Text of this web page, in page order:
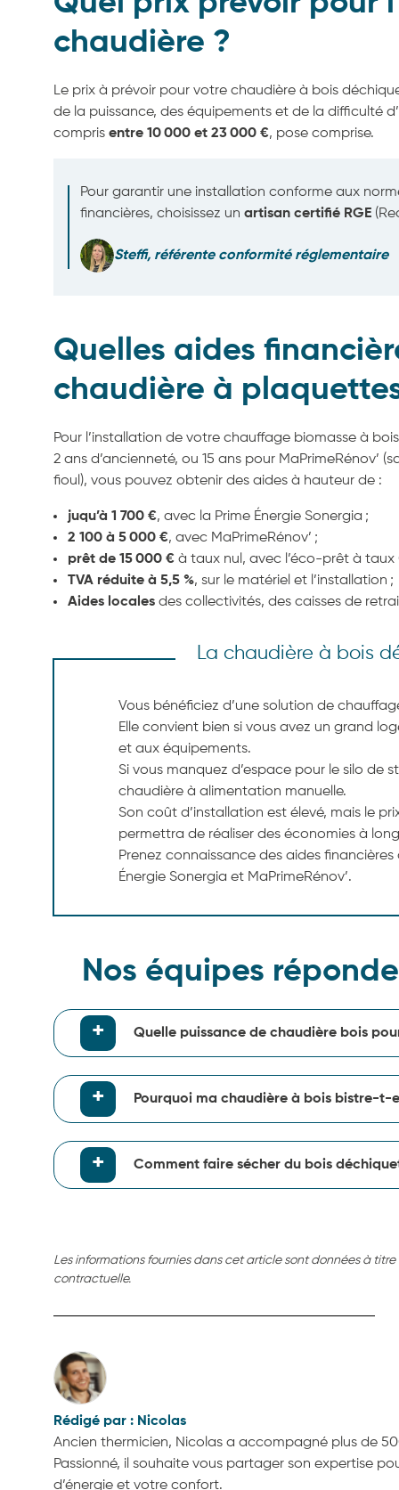
chaudière ?
Le prix à prévoir pour votre chaudière à bois
de la puissance, des équipements et de la difficulté
compris entre 10 000 et 23 000 €, pose comprise.
Pour garantir une installation conforme aux
financières, choisissez un artisan certifié RGE
Steffi, référente conformité réglementaire
Quelles aides
chaudière à
Pour l’installation de votre chauffage biomasse à
2 ans d’ancienneté, ou 15 ans pour MaPrimeRénov’
fioul), vous pouvez obtenir des aides à hauteur de :
juqu’à 1 700 €, avec la Prime Énergie Sonergia ;
2 100 à 5 000 €, avec MaPrimeRénov’ ;
prêt de 15 000 € à taux nul, avec l’éco-prêt à taux
TVA réduite à 5,5 %, sur le matériel et l’installation ;
Aides locales des collectivités, des caisses de
La chaudière à bois
Vous bénéficiez d’une solution de
Elle convient bien si vous avez un grand
et aux équipements.
Si vous manquez d’espace pour le silo de
chaudière à alimentation manuelle.
Son coût d’installation est élevé, mais le
permettra de réaliser des économies à
Prenez connaissance des aides
Énergie Sonergia et MaPrimeRénov’.
Nos équipes
Quelle puissance de chaudière bois
Pourquoi ma chaudière à bois bistre-t-
Comment faire sécher du bois
Les informations fournies dans cet article sont données à
contractuelle.
Nicolas
Ancien thermicien, Nicolas a accompagné plus de
Passionné, il souhaite vous partager son expertise
d’énergie et votre confort.